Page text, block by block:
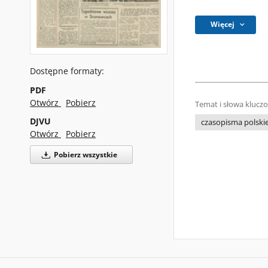
Dostępne formaty:
PDF
Otwórz
Pobierz
DJVU
Otwórz
Pobierz
Pobierz wszystkie
Więcej
Temat i słowa
czasopisma